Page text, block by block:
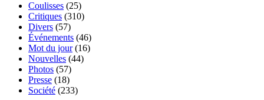
Coulisses (25)
Critiques (310)
Divers (57)
Événements (46)
Mot du jour(16)
Nouvelles (44)
Photos (57)
Presse (18)
Société (233)